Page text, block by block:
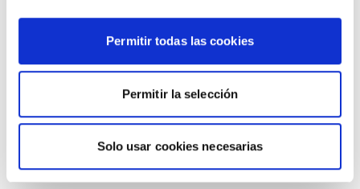
Permitir todas las cookies
Permitir la selección
Solo usar cookies necesarias